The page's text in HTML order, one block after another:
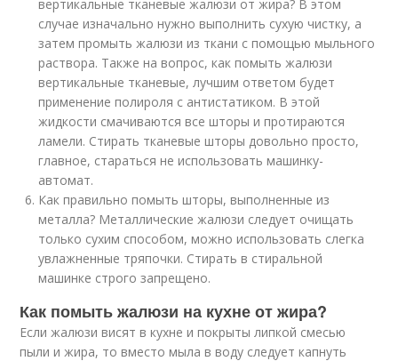
вертикальные тканевые жалюзи от жира? В этом
случае изначально нужно выполнить сухую чистку, а
затем промыть жалюзи из ткани с помощью мыльного
раствора. Также на вопрос, как помыть жалюзи
вертикальные тканевые, лучшим ответом будет
применение полироля с антистатиком. В этой
жидкости смачиваются все шторы и протираются
ламели. Стирать тканевые шторы довольно просто,
главное, стараться не использовать машинку-
автомат.
Как правильно помыть шторы, выполненные из
металла? Металлические жалюзи следует очищать
только сухим способом, можно использовать слегка
увлажненные тряпочки. Стирать в стиральной
машинке строго запрещено.
Как помыть жалюзи на кухне от жира?
Если жалюзи висят в кухне и покрыты липкой смесью
пыли и жира, то вместо мыла в воду следует капнуть